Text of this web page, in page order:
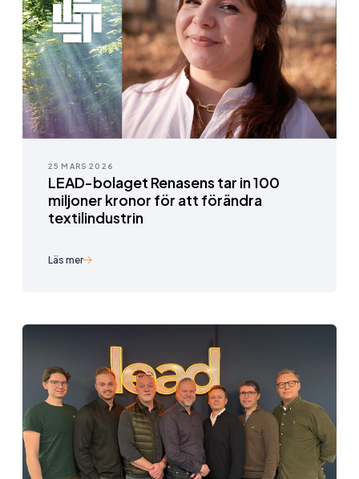
25 MARS 2026
LEAD-bolaget Renasens tar in 100
miljoner kronor för att förändra
textilindustrin
Läs mer